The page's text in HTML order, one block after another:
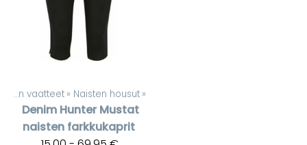
Naisten vaatteet ‪» Naisten housut ‪»
Denim Hunter Mustat
naisten farkkukaprit